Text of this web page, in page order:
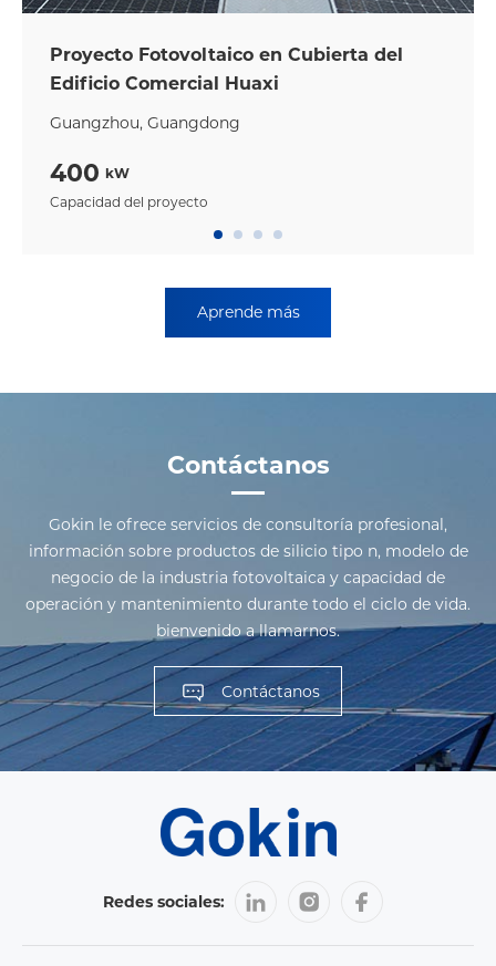
Proyecto Fotovoltaico en Cubierta del
Edificio Comercial Huaxi
Guangzhou, Guangdong
400 kW
Capacidad del proyecto
Aprende más
Contáctanos
Gokin le ofrece servicios de consultoría profesional,
información sobre productos de silicio tipo n, modelo de
negocio de la industria fotovoltaica y capacidad de
operación y mantenimiento durante todo el ciclo de vida.
bienvenido a llamarnos.
Contáctanos
Redes sociales: